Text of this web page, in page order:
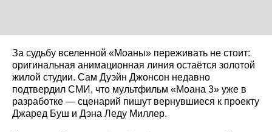
За судьбу вселенной «Моаны» переживать не стоит:
оригинальная анимационная линия остаётся золотой
жилой студии. Сам Дуэйн Джонсон недавно
подтвердил СМИ, что мультфильм «Моана 3» уже в
разработке — сценарий пишут вернувшиеся к проекту
Джаред Буш и Дэна Леду Миллер.